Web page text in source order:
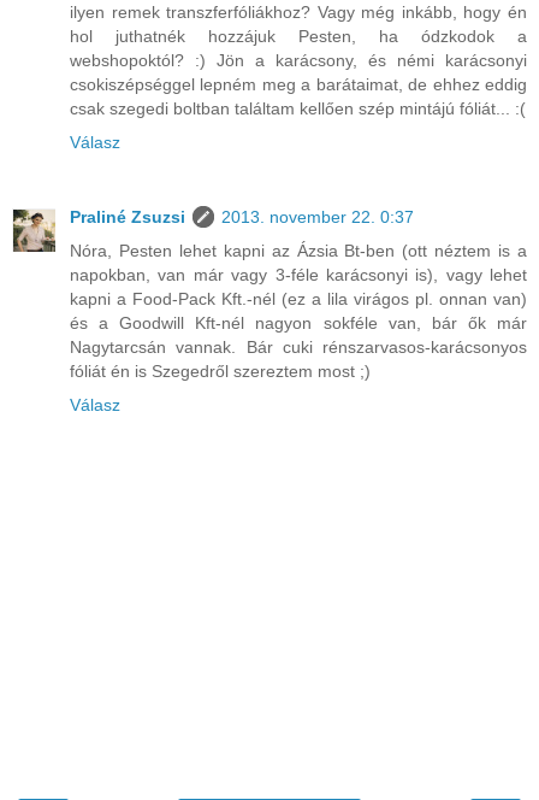
ilyen remek transzferfóliákhoz? Vagy még inkább, hogy én
hol juthatnék hozzájuk Pesten, ha ódzkodok a
webshopoktól? :) Jön a karácsony, és némi karácsonyi
csokiszépséggel lepném meg a barátaimat, de ehhez eddig
csak szegedi boltban találtam kellően szép mintájú fóliát... :(
Válasz
Praliné Zsuzsi
2013. november 22. 0:37
Nóra, Pesten lehet kapni az Ázsia Bt-ben (ott néztem is a
napokban, van már vagy 3-féle karácsonyi is), vagy lehet
kapni a Food-Pack Kft.-nél (ez a lila virágos pl. onnan van)
és a Goodwill Kft-nél nagyon sokféle van, bár ők már
Nagytarcsán vannak. Bár cuki rénszarvasos-karácsonyos
fóliát én is Szegedről szereztem most ;)
Válasz